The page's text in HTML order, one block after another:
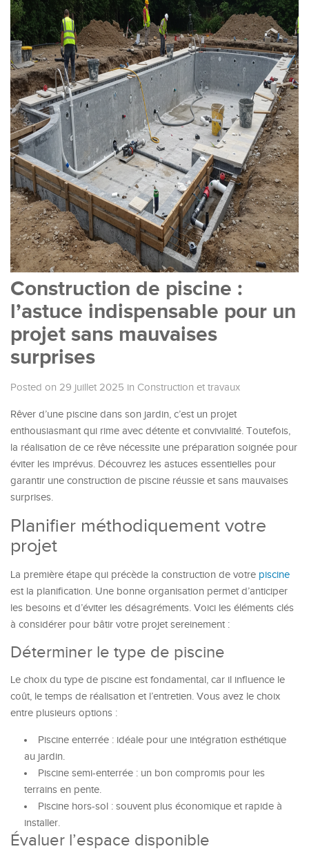
Construction de piscine :
l’astuce indispensable pour un
projet sans mauvaises
surprises
Posted on 29 juillet 2025 in Construction et travaux
Rêver d’une piscine dans son jardin, c’est un projet
enthousiasmant qui rime avec détente et convivialité. Toutefois,
la réalisation de ce rêve nécessite une préparation soignée pour
éviter les imprévus. Découvrez les astuces essentielles pour
garantir une construction de piscine réussie et sans mauvaises
surprises.
Planifier méthodiquement votre
projet
La première étape qui précède la construction de votre piscine
est la planification. Une bonne organisation permet d’anticiper
les besoins et d’éviter les désagréments. Voici les éléments clés
à considérer pour bâtir votre projet sereinement :
Déterminer le type de piscine
Le choix du type de piscine est fondamental, car il influence le
coût, le temps de réalisation et l’entretien. Vous avez le choix
entre plusieurs options :
Piscine enterrée : idéale pour une intégration esthétique
au jardin.
Piscine semi-enterrée : un bon compromis pour les
terrains en pente.
Piscine hors-sol : souvent plus économique et rapide à
installer.
Évaluer l’espace disponible